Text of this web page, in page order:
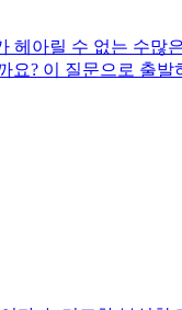
아릴 수 없는 수많
요? 이 질문으로 출